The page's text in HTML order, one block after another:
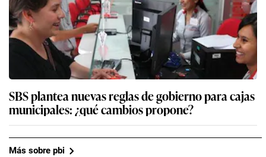
SBS plantea nuevas reglas de gobierno para cajas
municipales: ¿qué cambios propone?
Más sobre pbi